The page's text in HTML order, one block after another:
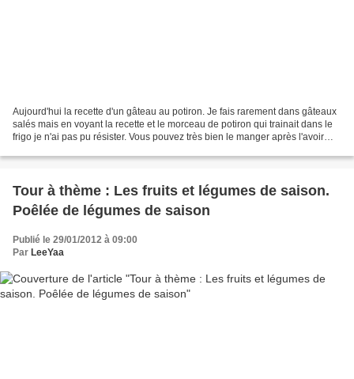
Aujourd'hui la recette d'un gâteau au potiron. Je fais rarement dans gâteaux
salés mais en voyant la recette et le morceau de potiron qui trainait dans le
frigo je n'ai pas pu résister. Vous pouvez très bien le manger après l'avoir
Tour à thème : Les fruits et légumes de saison.
Poêlée de légumes de saison
Publié le 29/01/2012 à 09:00
Par LeeYaa